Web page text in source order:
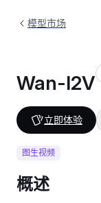
模型市场
Wan-I2V
立即体验
图生视频
概述